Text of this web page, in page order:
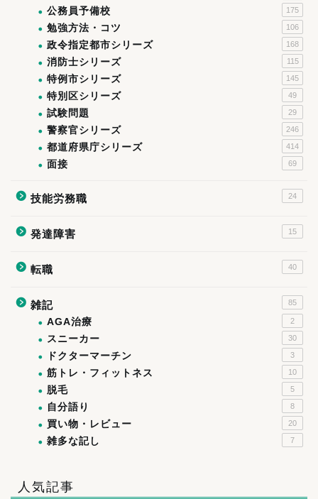
公務員予備校 175
勉強方法・コツ 106
政令指定都市シリーズ 168
消防士シリーズ 115
特例市シリーズ 145
特別区シリーズ 49
試験問題 29
警察官シリーズ 246
都道府県庁シリーズ 414
面接 69
技能労務職 24
発達障害 15
転職 40
雑記 85
AGA治療 2
スニーカー 30
ドクターマーチン 3
筋トレ・フィットネス 10
脱毛 5
自分語り 8
買い物・レビュー 20
雑多な記し 7
人気記事